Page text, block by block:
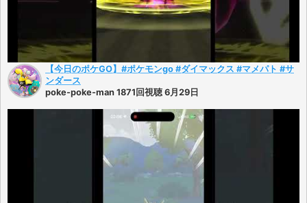
【今日のポケGO】#ポケモンgo #ダイマックス #マメパト #サ
ンダース
poke-poke-man 1871回視聴 6月29日